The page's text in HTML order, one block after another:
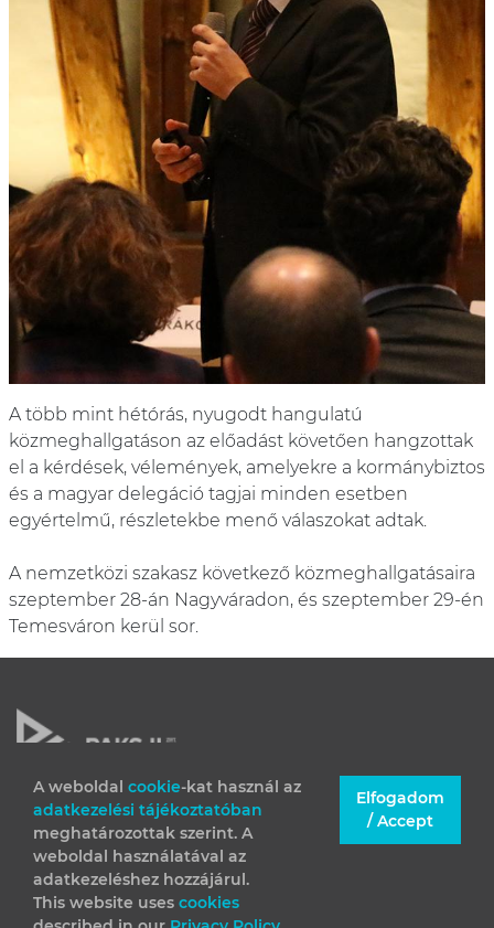
A weboldal cookie-kat használ az
adatkezelési tájékoztatóban
meghatározottak szerint. A
weboldal használatával az
adatkezeléshez hozzájárul.
This website uses cookies
Elfogadom
/ Accept
A több mint hétórás, nyugodt hangulatú
közmeghallgatáson az előadást követően hangzottak
el a kérdések, vélemények, amelyekre a kormánybiztos
és a magyar delegáció tagjai minden esetben
egyértelmű, részletekbe menő válaszokat adtak.
A nemzetközi szakasz következő közmeghallgatásaira
szeptember 28-án Nagyváradon, és szeptember 29-én
Temesváron kerül sor.
JOGI INFORMÁCIÓK
IMPRESSZUM